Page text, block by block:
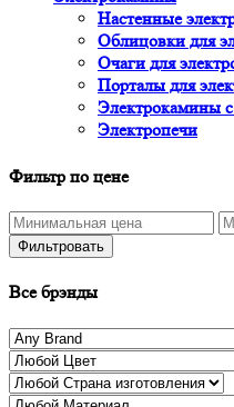
Настенные
Облицовки для
Очаги для
Порталы для
Электрокамины
Электропечи
Фильтр по цене
Фильтровать
Все брэнды